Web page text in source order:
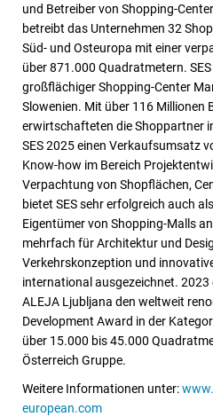
und Betreiber von Shopping-
betreibt das Unternehmen 32
Süd- und Osteuropa mit einer
über 871.000 Quadratmetern.
großflächiger Shopping-Center
Slowenien. Mit über 116 Millionen
erwirtschafteten die Shoppartner
SES 2025 einen Verkaufsumsatz
Know-how im Bereich
Verpachtung von Shopflächen,
bietet SES sehr erfolgreich auch
Eigentümer von Shopping-Malls
mehrfach für Architektur und
Verkehrskonzeption und
international ausgezeichnet.
ALEJA Ljubljana den weltweit
Development Award in der
über 15.000 bis 45.000
Österreich Gruppe.
Weitere Informationen unter:
european.com